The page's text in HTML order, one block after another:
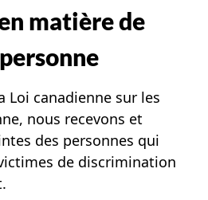
matière de
Loi canadienne sur les
nous recevons et
des personnes qui
de discrimination